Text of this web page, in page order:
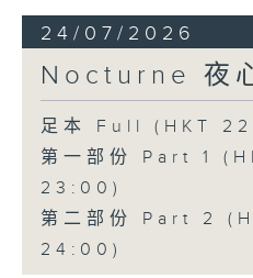
24/07/2026
Nocturne 夜
足本 Full (HKT
第一部份 Part 1
23:00)
第二部份 Part 2
24:00)